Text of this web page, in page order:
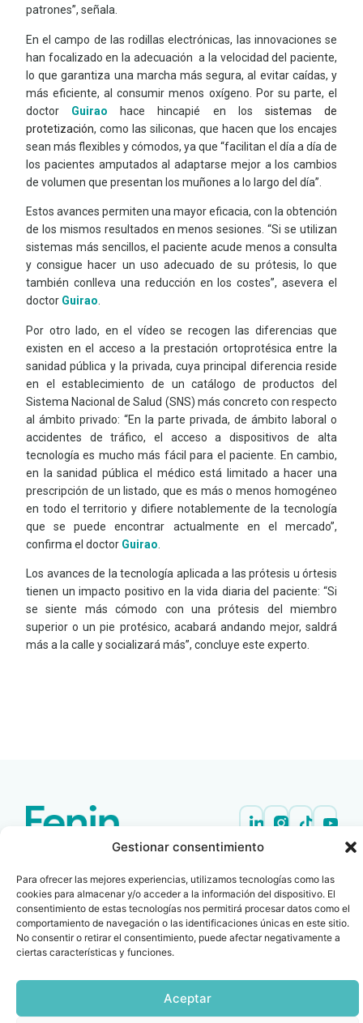
Gestionar consentimiento
Para ofrecer las mejores experiencias, utilizamos tecnologías como las
cookies para almacenar y/o acceder a la información del dispositivo. El
consentimiento de estas tecnologías nos permitirá procesar datos como el
comportamiento de navegación o las identificaciones únicas en este sitio.
No consentir o retirar el consentimiento, puede afectar negativamente a
ciertas características y funciones.
Aceptar
patrones”, señala.
En el campo de las rodillas electrónicas, las innovaciones se
han focalizado en la adecuación a la velocidad del paciente,
lo que garantiza una marcha más segura, al evitar caídas, y
más eficiente, al consumir menos oxígeno. Por su parte, el
doctor Guirao hace hincapié en los sistemas de
protetización, como las siliconas, que hacen que los encajes
sean más flexibles y cómodos, ya que “facilitan el día a día de
los pacientes amputados al adaptarse mejor a los cambios
de volumen que presentan los muñones a lo largo del día”.
Estos avances permiten una mayor eficacia, con la obtención
de los mismos resultados en menos sesiones. “Si se utilizan
sistemas más sencillos, el paciente acude menos a consulta
y consigue hacer un uso adecuado de su prótesis, lo que
también conlleva una reducción en los costes”, asevera el
doctor Guirao
Por otro lado, en el vídeo se recogen las diferencias que
existen en el acceso a la prestación ortoprotésica entre la
sanidad pública y la privada, cuya principal diferencia reside
en el establecimiento de un catálogo de productos del
Sistema Nacional de Salud (SNS) más concreto con respecto
al ámbito privado: “En la parte privada, de ámbito laboral o
accidentes de tráfico, el acceso a dispositivos de alta
tecnología es mucho más fácil para el paciente. En cambio,
en la sanidad pública el médico está limitado a hacer una
prescripción de un listado, que es más o menos homogéneo
en todo el territorio y difiere notablemente de la tecnología
que se puede encontrar actualmente en el mercado”,
confirma el doctor Guirao
Los avances de la tecnología aplicada a las prótesis u órtesis
tienen un impacto positivo en la vida diaria del paciente: “Si
se siente más cómodo con una prótesis del miembro
superior o un pie protésico, acabará andando mejor, saldrá
más a la calle y socializará más”, concluye este experto.
C/ Villanueva, 20 - 1-
28001
915 759 800
Oficina Barcelona
1º, 3ª 08006
932 014 655
Copyright © 2025 FENIN |
privacidad
denuncias)